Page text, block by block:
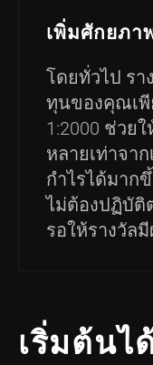
เพิ่มศักยภา
โดยทั่วไป รา
ทุนของคุณเพี
1:2000 ช่วย
หลายเท่าจา
กำไรได้มาก
ไม่ต้องปฏิบัติ
รอให้รางวัล
เริ่มต้นไ